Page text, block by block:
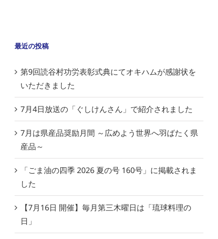
最近の投稿
第9回読谷村功労表彰式典にてオキハムが感謝状を
いただきました
7月4日放送の「ぐしけんさん」で紹介されました
7月は県産品奨励月間 ～広めよう世界へ羽ばたく県
産品～
「ごま油の四季 2026 夏の号 160号」に掲載されま
した
【7月16日 開催】毎月第三木曜日は「琉球料理の
日」